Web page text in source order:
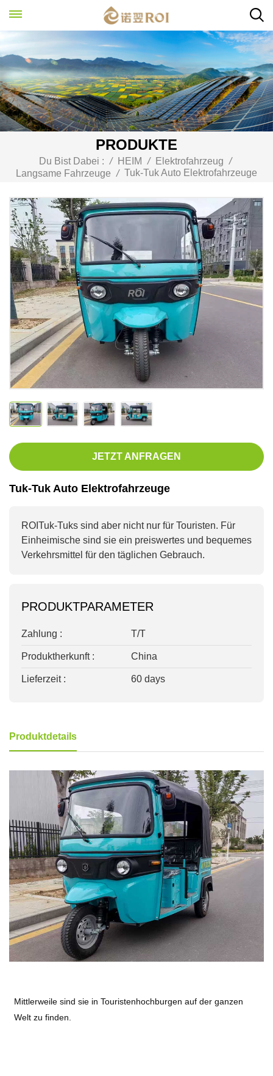
PRODUKTE
Du Bist Dabei : / HEIM / Elektrofahrzeug /
Langsame Fahrzeuge / Tuk-Tuk Auto Elektrofahrzeuge
JETZT ANFRAGEN
Tuk-Tuk Auto Elektrofahrzeuge
ROI Tuk-Tuks sind aber nicht nur für Touristen. Für
Einheimische sind sie ein preiswertes und bequemes
Verkehrsmittel für den täglichen Gebrauch.
PRODUKTPARAMETER
Zahlung : T/T
Produktherkunft : China
Lieferzeit : 60 days
Produktdetails
Mittlerweile sind sie in Touristenhochburgen auf der ganzen
Welt zu finden.